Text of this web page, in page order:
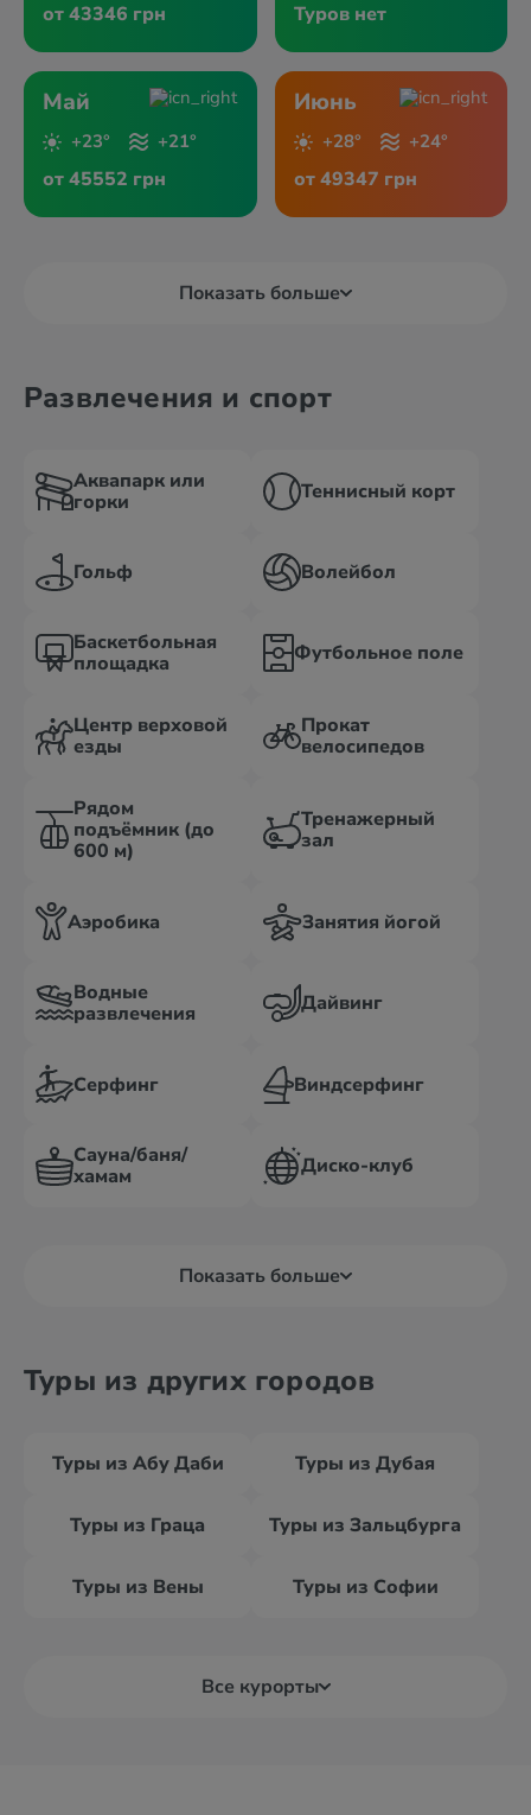
от 43346 грн Туров нет
Май
+23° +21°
от 45552 грн
Июнь
+28° +24°
от 49347 грн
Показать больше
Развлечения и спорт
Аквапарк или
горки
Теннисный корт
Гольф Волейбол
Баскетбольная
площадка
Футбольное поле
Центр верховой
езды
Прокат
велосипедов
Рядом
подъёмник (до
600 м)
Тренажерный
зал
Аэробика Занятия йогой
Водные
развлечения
Дайвинг
Серфинг Виндсерфинг
Сауна/баня/
хамам
Диско-клуб
Показать больше
Туры из других городов
Туры из Абу Даби Туры из Дубая
Туры из Граца Туры из Зальцбурга
Туры из Вены Туры из Софии
Все курорты